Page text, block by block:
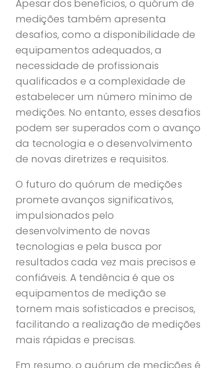
Apesar dos benefícios, o quórum de
medições também apresenta
desafios, como a disponibilidade de
equipamentos adequados, a
necessidade de profissionais
qualificados e a complexidade de
estabelecer um número mínimo de
medições. No entanto, esses desafios
podem ser superados com o avanço
da tecnologia e o desenvolvimento
de novas diretrizes e requisitos.
O futuro do quórum de medições
promete avanços significativos,
impulsionados pelo
desenvolvimento de novas
tecnologias e pela busca por
resultados cada vez mais precisos e
confiáveis. A tendência é que os
equipamentos de medição se
tornem mais sofisticados e precisos,
facilitando a realização de medições
mais rápidas e precisas.
Em resumo, o quórum de medições é